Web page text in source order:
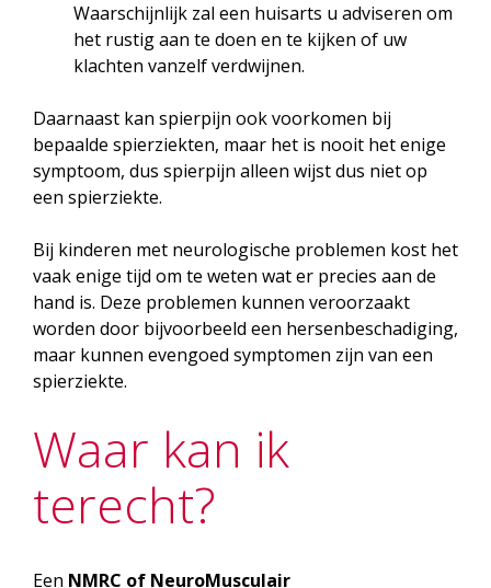
Waarschijnlijk zal een huisarts u adviseren om
het rustig aan te doen en te kijken of uw
klachten vanzelf verdwijnen.
Daarnaast kan spierpijn ook voorkomen bij
bepaalde spierziekten, maar het is nooit het enige
symptoom, dus spierpijn alleen wijst dus niet op
een spierziekte.
Bij kinderen met neurologische problemen kost het
vaak enige tijd om te weten wat er precies aan de
hand is. Deze problemen kunnen veroorzaakt
worden door bijvoorbeeld een hersenbeschadiging,
maar kunnen evengoed symptomen zijn van een
spierziekte.
Waar kan ik
terecht?
Een NMRC of NeuroMusculair